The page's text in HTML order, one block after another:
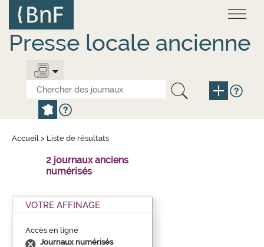
contenu
principal
Presse locale ancienne
Accueil > Liste de résultats
2 journaux anciens
numérisés
VOTRE AFFINAGE
Accès en ligne
Journaux numérisés
Panneau de gestion des cookies